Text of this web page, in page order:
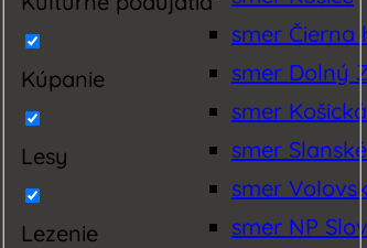
Kúpanie
Lesy
Lezenie
smer Čierna
smer Dolný
smer
smer
smer
smer NP